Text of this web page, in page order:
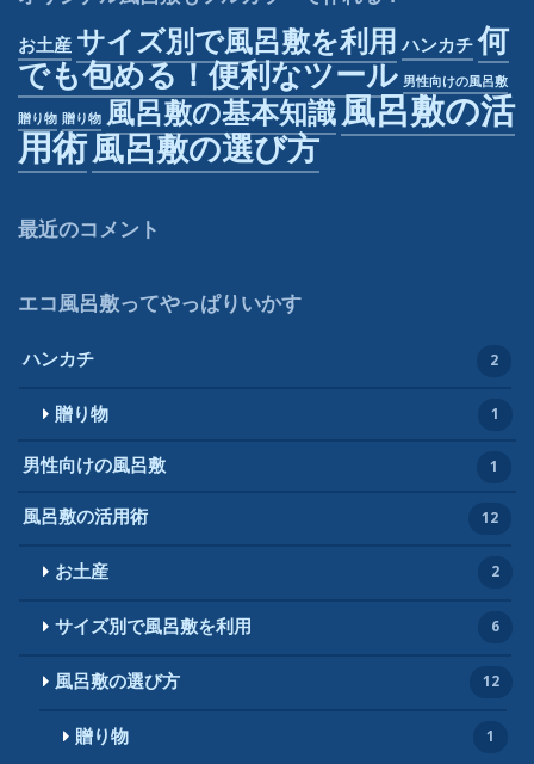
お土産 サイズ別で風呂敷を利用 ハンカチ 何
でも包める！便利なツール 男性向けの風呂敷
贈り物 贈り物 風呂敷の基本知識風呂敷の活
用術風呂敷の選び方
最近のコメント
エコ風呂敷ってやっぱりいかす
ハンカチ 2
贈り物 1
男性向けの風呂敷 1
風呂敷の活用術 12
お土産 2
サイズ別で風呂敷を利用 6
風呂敷の選び方 12
贈り物 1